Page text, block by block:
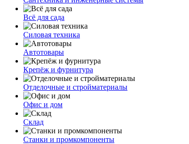
Всё для сада
Силовая техника
Автотовары
Крепёж и фурнитура
Отделочные и стройматериалы
Офис и дом
Склад
Станки и промкомпоненты